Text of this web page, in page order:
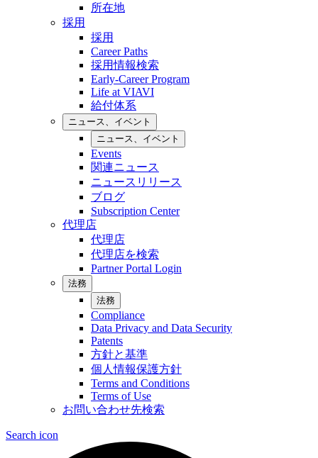
所在地
採用
採用
Career Paths
採用情報検索
Early-Career Program
Life at VIAVI
給付体系
ニュース、イベント
ニュース、イベント
Events
関連ニュース
ニュースリリース
ブログ
Subscription Center
代理店
代理店
代理店を検索
Partner Portal Login
法務
法務
Compliance
Data Privacy and Data Security
Patents
方針と基準
個人情報保護方針
Terms and Conditions
Terms of Use
お問い合わせ先検索
Search icon